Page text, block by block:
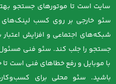
سایت است تا موتورهای جستجو
سئو خارجی بر روی کسب لینک‌های
شبکه‌های اجتماعی و افزایش اعتبار
جستجو را جلب کند. سئو فنی
با موبایل و رفع خطاهای فنی است
باشید. سئو محلی برای